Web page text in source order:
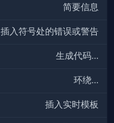
简要信息
插入符号处的错误或警告
生成代码...
环绕...
插入实时模板